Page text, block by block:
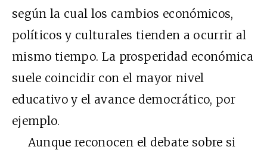
según la cual los cambios económicos,
políticos y culturales tienden a ocurrir al
mismo tiempo. La prosperidad económica
suele coincidir con el mayor nivel
educativo y el avance democrático, por
ejemplo.
Aunque reconocen el debate sobre si